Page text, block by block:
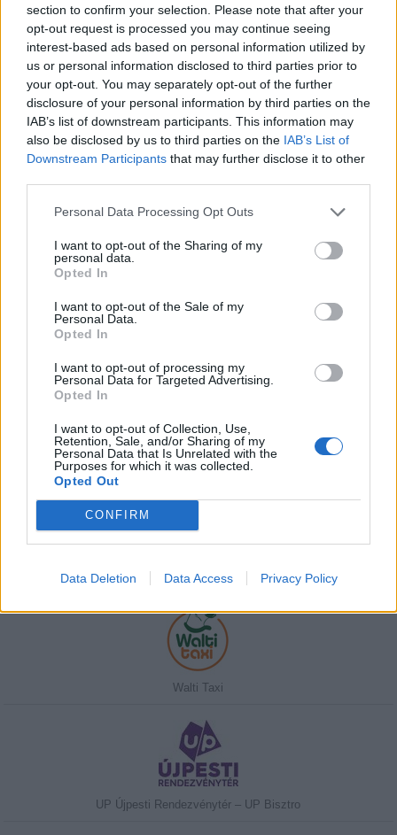
section to confirm your selection. Please note that after your
opt-out request is processed you may continue seeing
interest-based ads based on personal information utilized by
us or personal information disclosed to third parties prior to
your opt-out. You may separately opt-out of the further
disclosure of your personal information by third parties on the
IAB’s list of downstream participants. This information may
also be disclosed by us to third parties on the IAB’s List of
Downstream Participants that may further disclose it to other
Personal Data Processing Opt Outs
I want to opt-out of the Sharing of my
personal data.
Opted In
I want to opt-out of the Sale of my
Personal Data.
Opted In
I want to opt-out of processing my
Personal Data for Targeted Advertising.
Opted In
I want to opt-out of Collection, Use,
Retention, Sale, and/or Sharing of my
Personal Data that Is Unrelated with the
Purposes for which it was collected.
Opted Out
CONFIRM
Data Deletion Data Access Privacy Policy
Minősítés
Hogyan lehet minősített
kutyabarát helyed?
Megismerem
Javasolj egy kutyabarát helyet!
Walti Taxi
UP Újpesti Rendezvénytér – UP Bisztro